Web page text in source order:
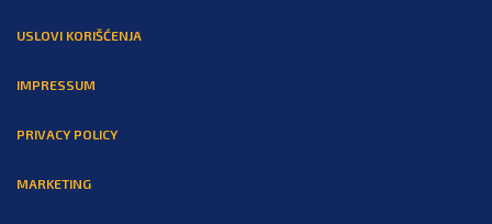
USLOVI KORIŠĆENJA
IMPRESSUM
PRIVACY POLICY
MARKETING